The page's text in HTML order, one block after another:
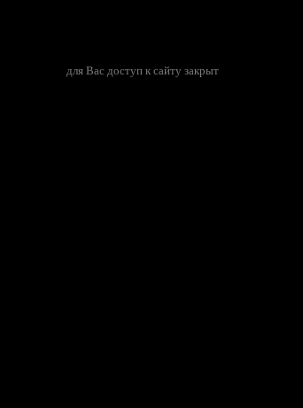
для Вас доступ к сайту закрыт